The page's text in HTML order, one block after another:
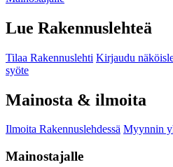
Lue Rakennuslehteä
Tilaa Rakennuslehti Kirjaudu
syöte
Mainosta & ilmoita
Ilmoita Rakennuslehdessä Myynnin
Mainostajalle